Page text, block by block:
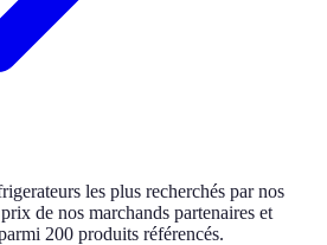
les plus recherchés par nos
de nos marchands partenaires et
200 produits référencés.